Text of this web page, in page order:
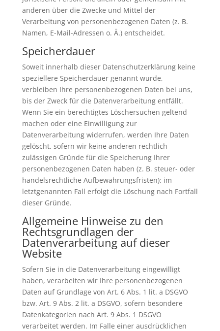
anderen über die Zwecke und Mittel der
Verarbeitung von personenbezogenen Daten (z. B.
Namen, E-Mail-Adressen o. Ä.) entscheidet.
Speicherdauer
Soweit innerhalb dieser Datenschutzerklärung keine
speziellere Speicherdauer genannt wurde,
verbleiben Ihre personenbezogenen Daten bei uns,
bis der Zweck für die Datenverarbeitung entfällt.
Wenn Sie ein berechtigtes Löschersuchen geltend
machen oder eine Einwilligung zur
Datenverarbeitung widerrufen, werden Ihre Daten
gelöscht, sofern wir keine anderen rechtlich
zulässigen Gründe für die Speicherung Ihrer
personenbezogenen Daten haben (z. B. steuer- oder
handelsrechtliche Aufbewahrungsfristen); im
letztgenannten Fall erfolgt die Löschung nach Fortfall
dieser Gründe.
Allgemeine Hinweise zu den
Rechtsgrundlagen der
Datenverarbeitung auf dieser
Website
Sofern Sie in die Datenverarbeitung eingewilligt
haben, verarbeiten wir Ihre personenbezogenen
Daten auf Grundlage von Art. 6 Abs. 1 lit. a DSGVO
bzw. Art. 9 Abs. 2 lit. a DSGVO, sofern besondere
Datenkategorien nach Art. 9 Abs. 1 DSGVO
verarbeitet werden. Im Falle einer ausdrücklichen